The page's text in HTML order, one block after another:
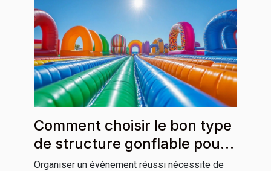
Comment choisir le bon type
de structure gonflable pour
votre événement ?
Organiser un événement réussi nécessite de